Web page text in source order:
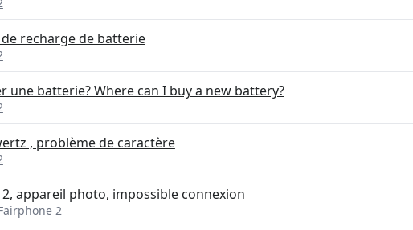
recharge de batterie
une batterie? Where can I buy a new battery?
, problème de caractère
appareil photo, impossible connexion
2